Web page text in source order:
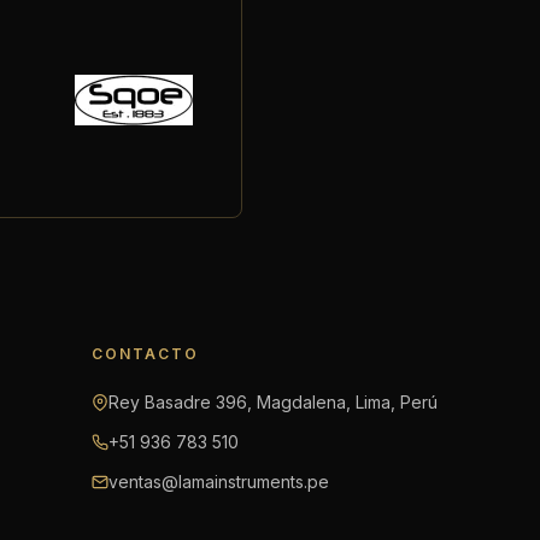
CONTACTO
Rey Basadre 396, Magdalena, Lima, Perú
+51 936 783 510
ventas@lamainstruments.pe